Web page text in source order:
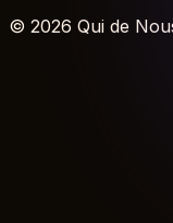
© 2026 Qui de